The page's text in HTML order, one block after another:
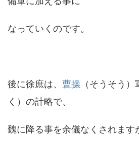
なっていくのです。
後に徐庶は、 曹操 （そうそう）
く）の計略で、
魏に降る事を余儀なくされます